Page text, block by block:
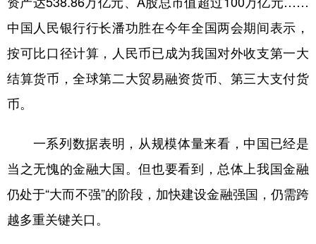
山东 河南 湖北 湖南
四川 贵州 云南 西藏
多语种频道
English
中国人民银行行长潘功胜在今年全国两会期间表示，
按可比口径计算，人民币已成为我国对外收支第一大
结算货币，全球第二大贸易融资货币、第三大支付货
币。
一系列数据表明，从规模体量来看，中国已经是
当之无愧的金融大国。但也要看到，总体上我国金融
仍处于“大而不强”的阶段，加快建设金融强国，仍需跨
越多重关键关口。